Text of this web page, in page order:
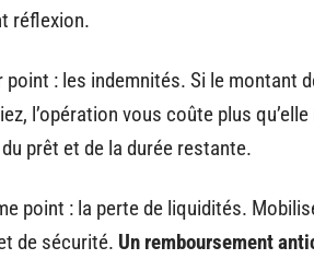
réflexion.
point : les indemnités. Si le montant
l’opération vous coûte plus
prêt et de la durée restante.
point : la perte de liquidités.
de sécurité. Un remboursement